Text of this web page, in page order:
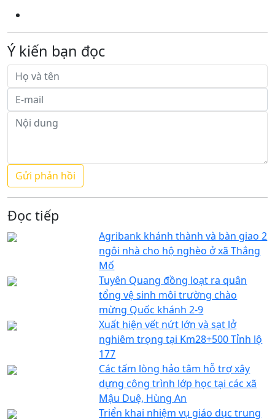
Ý kiến bạn đọc
Đọc tiếp
Agribank khánh thành và bàn giao 2
ngôi nhà cho hộ nghèo ở xã Thắng
Mố
Tuyên Quang đồng loạt ra quân
tổng vệ sinh môi trường chào
mừng Quốc khánh 2-9
Xuất hiện vết nứt lớn và sạt lở
nghiêm trọng tại Km28+500 Tỉnh lộ
177
Các tấm lòng hảo tâm hỗ trợ xây
dựng công trình lớp học tại các xã
Mậu Duệ, Hùng An
Triển khai nhiệm vụ giáo dục trung